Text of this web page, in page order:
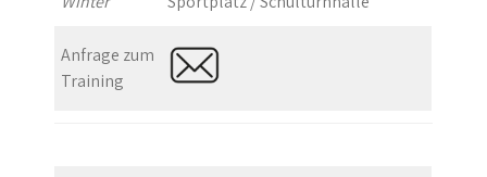
Anfrage zum
Training